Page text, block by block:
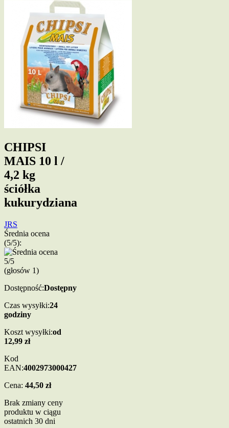
CHIPSI
MAIS 10 l /
4,2 kg
ściółka
kukurydziana
JRS
Średnia ocena
(5/5):
(głosów 1)
Dostępność:Dostępny
Czas wysyłki:24
godziny
Koszt wysyłki:od
12,99 zł
Kod
EAN:4002973000427
Cena: 44,50 zł
Brak zmiany ceny
produktu w ciągu
ostatnich 30 dni